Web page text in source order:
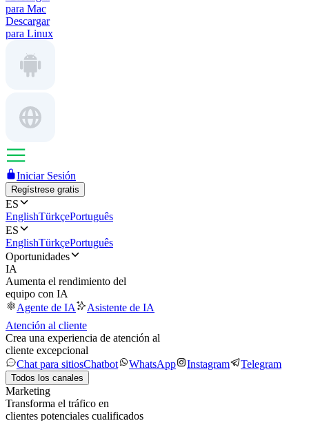
para Mac
Descargar
para Linux
Iniciar Sesión
Regístrese gratis
ES
EnglishTürkçePortuguês
ES
EnglishTürkçePortuguês
Oportunidades
IA
Aumenta el rendimiento del
equipo con IA
Agente de IA
Asistente de IA
Atención al cliente
Crea una experiencia de atención al
cliente excepcional
Chat para sitiosChatbot WhatsApp Instagram Telegram
Todos los canales
Marketing
Transforma el tráfico en
clientes potenciales cualificados